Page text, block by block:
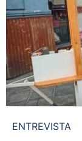
ENTREVISTA